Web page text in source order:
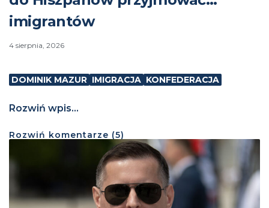
imigrantów
4 sierpnia, 2026
DOMINIK MAZUR IMIGRACJA KONFEDERACJA
Rozwiń wpis...
Rozwiń komentarze (5)